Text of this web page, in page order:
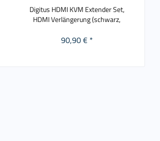
Digitus HDMI KVM Extender Set,
HDMI Verlängerung (schwarz,
90,90 € *